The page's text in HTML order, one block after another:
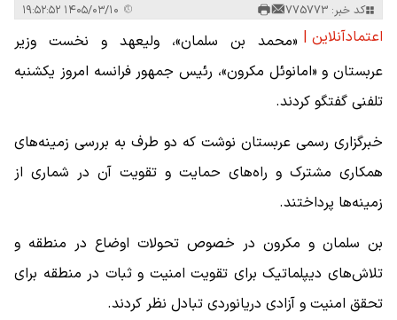
کد خبر: 775773
اعتمادآنلاین | «محمد بن سلمان»، ولیعهد و نخست وزیر
عربستان و «امانوئل مکرون»، رئیس جمهور فرانسه امروز یکشنبه
تلفنی گفتگو کردند.
خبرگزاری رسمی عربستان نوشت که دو طرف به بررسی زمینه‌های
همکاری مشترک و راه‌های حمایت و تقویت آن در شماری از
زمینه‌ها پرداختند.
بن سلمان و مکرون در خصوص تحولات اوضاع در منطقه و
تلاش‌های دیپلماتیک برای تقویت امنیت و ثبات در منطقه برای
تحقق امنیت و آزادی دریانوردی تبادل نظر کردند.